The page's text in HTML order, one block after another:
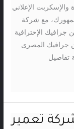
والإسكربت الإعلاني
مع شركة
الإحترافية
جرافيك المصرى
تفاصيل
تعمير